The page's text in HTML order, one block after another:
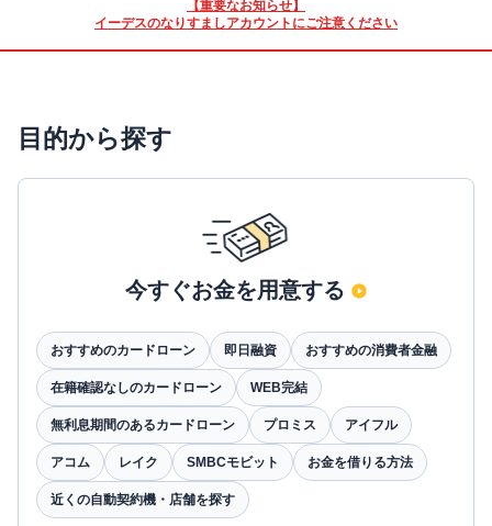
【重要なお知らせ】
イーデスのなりすましアカウントにご注意ください
目的から探す
今すぐお金を用意する
おすすめのカードローン 即日融資 おすすめの消費者金融
在籍確認なしのカードローン WEB完結
無利息期間のあるカードローン プロミス アイフル
アコム レイク SMBCモビット お金を借りる方法
近くの自動契約機・店舗を探す